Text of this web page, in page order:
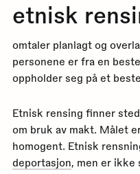
etnisk
omtaler planlagt og
personene er fra en
oppholder seg på et
Etnisk rensing finner
om bruk av makt. Målet
homogent. Etnisk
deportasjon, men er ikke